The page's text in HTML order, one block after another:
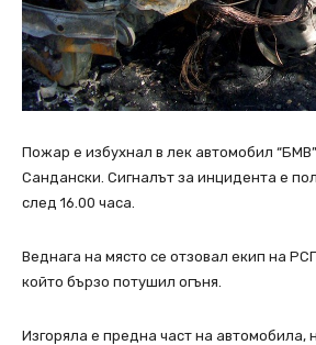
Пожар е избухнал в лек автомобил
Сандански. Сигналът за инцидента е
след 16.00 часа.
Веднага на място се отзовал екип на
който бързо потушил огъня.
Изгоряла е предна част на автомобила,